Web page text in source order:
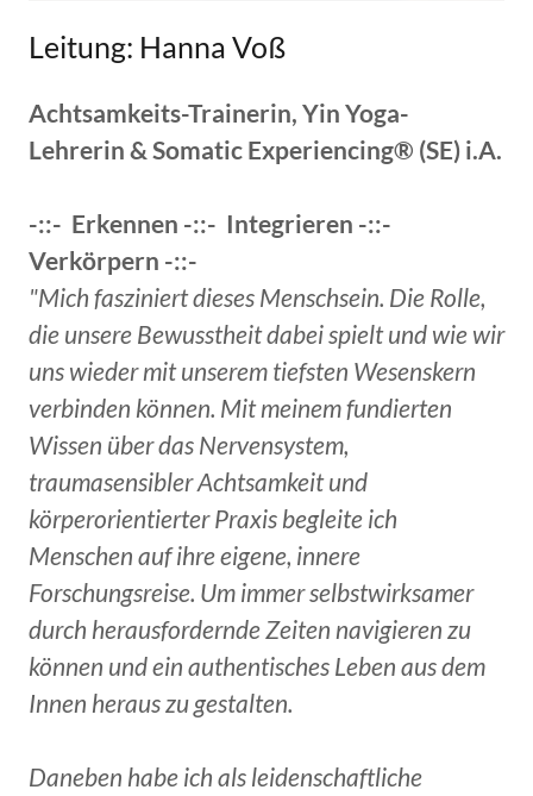
Leitung: Hanna Voß
Achtsamkeits-Trainerin, Yin Yoga-
Lehrerin & Somatic Experiencing® (SE) i.A.
-::- Erkennen -::- Integrieren -::-
Verkörpern -::-
"Mich fasziniert dieses Menschsein. Die Rolle,
die unsere Bewusstheit dabei spielt und wie wir
uns wieder mit unserem tiefsten Wesenskern
verbinden können. Mit meinem fundierten
Wissen über das Nervensystem,
traumasensibler Achtsamkeit und
körperorientierter Praxis begleite ich
Menschen auf ihre eigene, innere
Forschungsreise. Um immer selbstwirksamer
durch herausfordernde Zeiten navigieren zu
können und ein authentisches Leben aus dem
Innen heraus zu gestalten.
Daneben habe ich als leidenschaftliche